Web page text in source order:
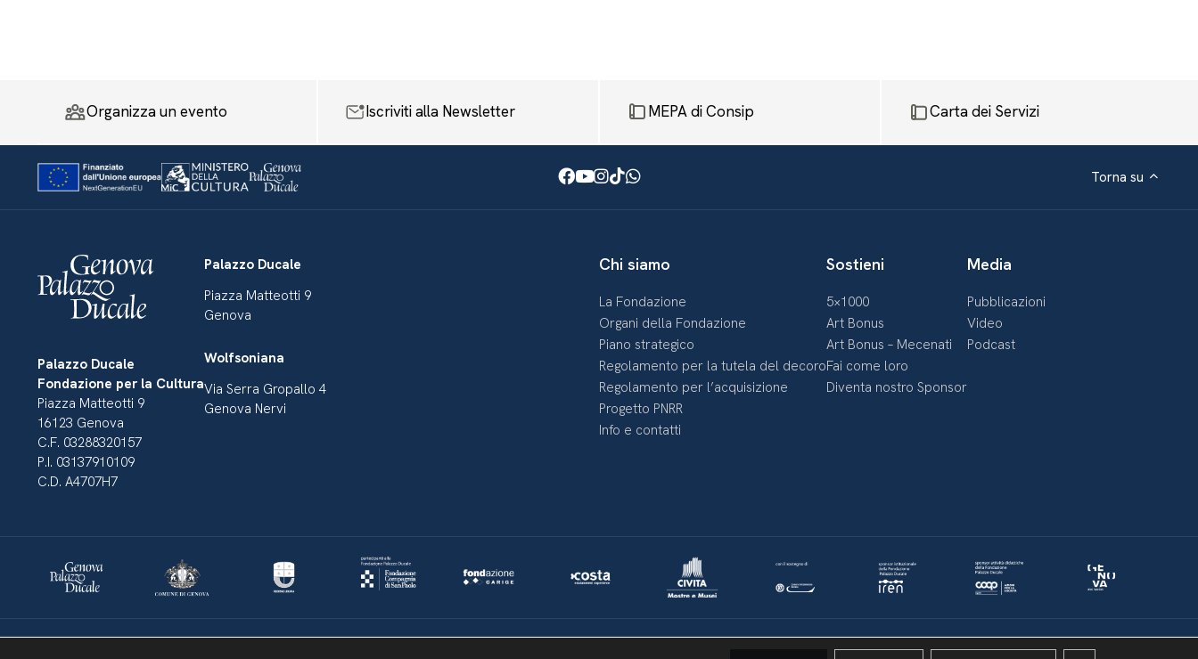
Organizza un evento Iscriviti alla Newsletter MEPA di Consip Carta dei Servizi
Facebook
Youtube
Instagram
TikTok
WhatsApp Torna su
Palazzo Ducale
Fondazione per la Cultura
Piazza Matteotti 9
16123 Genova
C.F. 03288320157
P.I. 03137910109
C.D. A4707H7
Palazzo Ducale
Piazza Matteotti 9
Genova
Wolfsoniana
Via Serra Gropallo 4
Genova Nervi
Chi siamo
La Fondazione
Organi della Fondazione
Piano strategico
Regolamento per la tutela del decoro
Regolamento per l’acquisizione
Progetto PNRR
Info e contatti
Sostieni
5×1000
Art Bonus
Art Bonus – Mecenati
Fai come loro
Diventa nostro Sponsor
Media
Pubblicazioni
Video
Podcast
Politica della privacy & Cookies
Policy social media